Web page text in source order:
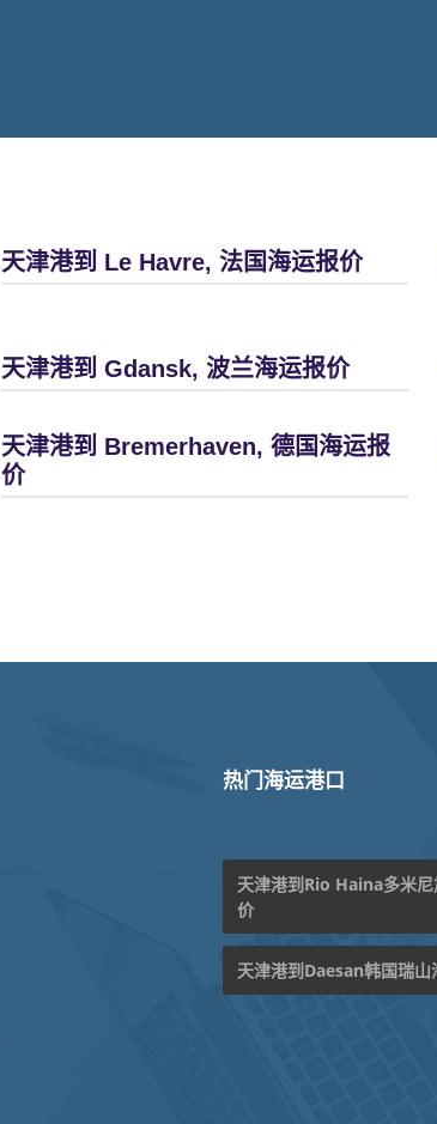
天津港到 Le Havre, 法国海运报价
天津港到 Gdansk, 波兰海运报价
天津港到 Bremerhaven, 德国海运报
价
热门海运港口
天津港到Rio Haina多米
价
天津港到Daesan韩国瑞山